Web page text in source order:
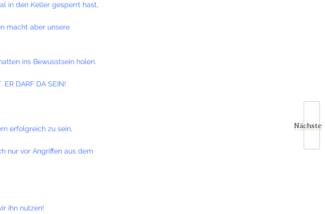
Nächste
in den Keller gesperrt hast,
macht aber unsere
ins Bewusstsein holen.
DARF DA SEIN!
erfolgreich zu sein,
nur vor Angriffen aus dem
ihn nutzen!